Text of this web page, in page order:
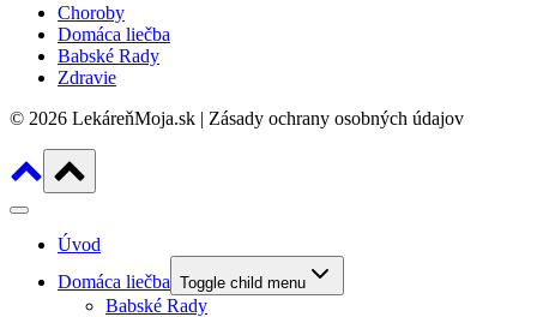
Choroby
Domáca liečba
Babské Rady
Zdravie
© 2026 LekáreňMoja.sk | Zásady ochrany osobných údajov
Úvod
Domáca liečba Toggle child menu
Babské Rady